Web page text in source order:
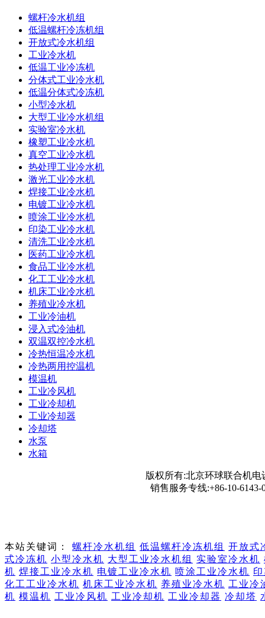
螺杆冷水机组
低温螺杆冷冻机组
开放式冷水机组
工业冷水机
低温工业冷冻机
分体式工业冷水机
低温分体式冷冻机
小型冷水机
大型工业冷水机组
实验室冷水机
橡塑工业冷水机
真空工业冷水机
热处理工业冷水机
激光工业冷水机
焊接工业冷水机
电镀工业冷水机
喷涂工业冷水机
印染工业冷水机
清洗工业冷水机
医药工业冷水机
食品工业冷水机
化工工业冷水机
机床工业冷水机
养殖业冷水机
工业冷油机
浸入式冷油机
双温双控冷水机
冷热恒温冷水机
冷热两用控温机
模温机
工业冷风机
工业冷却机
工业冷却器
冷却塔
水泵
水箱
版权所有:北京环球联合
销售服务专线:+86-10-
本站关键词： 螺杆冷水机组 低温螺杆冷冻机组
开放式
式冷冻机 小型冷水机 大型工业冷水机组 实验室冷水机
机 焊接工业冷水机 电镀工业冷水机 喷涂工业冷水机
化工工业冷水机 机床工业冷水机 养殖业冷水机 工业冷
机 模温机 工业冷风机 工业冷却机 工业冷却器 冷却塔